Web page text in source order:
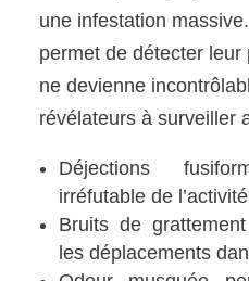
une infestation
permet de détecter leur
ne devienne
révélateurs à surveiller
Déjections
irréfutable de
Bruits de
les déplacements